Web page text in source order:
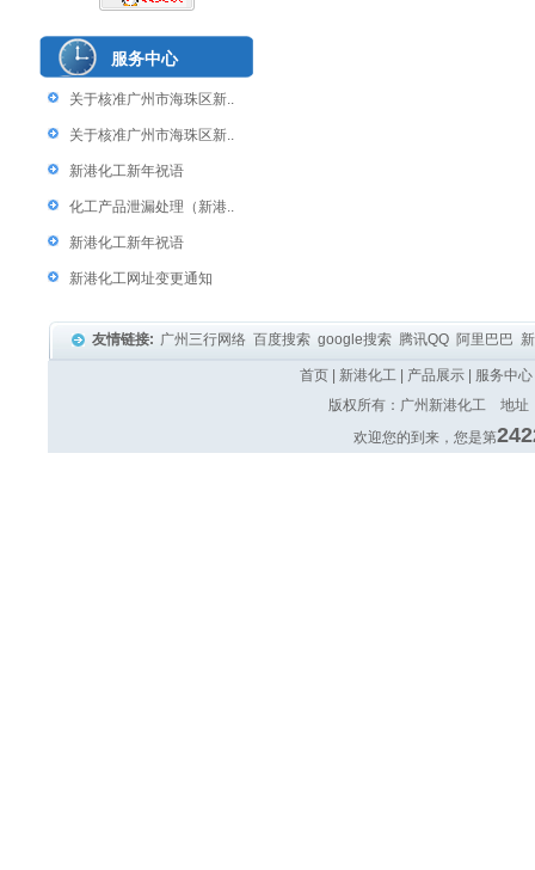
服务中心
关于核准广州市海珠区新..
关于核准广州市海珠区新..
新港化工新年祝语
化工产品泄漏处理（新港..
新港化工新年祝语
新港化工网址变更通知
友情链接: 广州三行网络 百度搜索 google搜索 腾讯QQ 阿里巴巴
首页 新港化工 产品展示 服务中心
版权所有：广州新港化工 地
欢迎您的到来，您是第